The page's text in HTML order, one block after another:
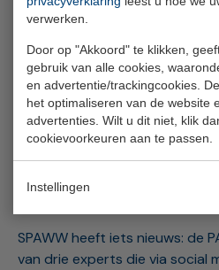
verwerken.
Door op "Akkoord" te klikken,
gebruik van alle cookies,
en advertentie/trackingcookies.
het optimaliseren van de website
advertenties. Wilt u dit niet, klik
cookievoorkeuren aan te passen.
Instellingen
Het verhaal
Download de
PAWWER squad
SPAWW heeft iets nieuws: de
van drie experts die via social